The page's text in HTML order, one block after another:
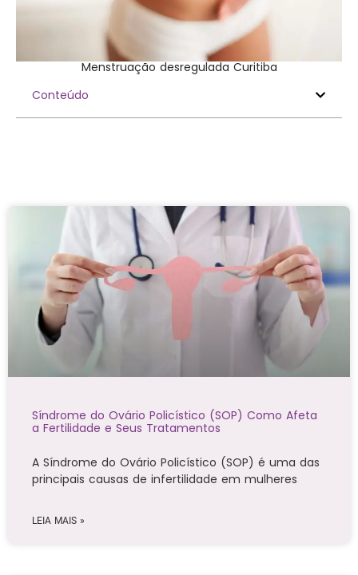
Menstruação desregulada Curitiba
Conteúdo
Síndrome do Ovário Policístico (SOP) Como Afeta
a Fertilidade e Seus Tratamentos
A Síndrome do Ovário Policístico (SOP) é uma das
principais causas de infertilidade em mulheres
LEIA MAIS »